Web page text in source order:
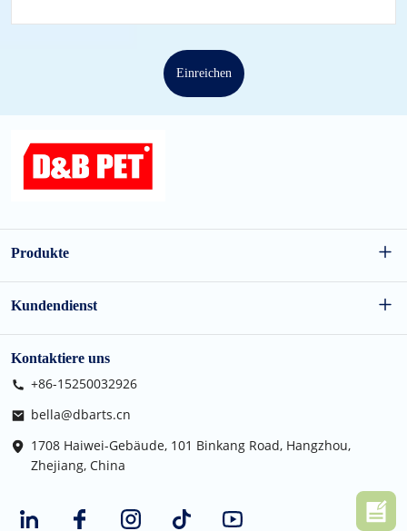
Einreichen
Produkte
Großhandel für Hundespielzeug
Urlaubsspielzeug für Haustiere
Kundendienst
FAQs
Kontaktiere uns
+86-15250032926
bella@dbarts.cn
1708 Haiwei-Gebäude, 101 Binkang Road, Hangzhou,
Zhejiang, China